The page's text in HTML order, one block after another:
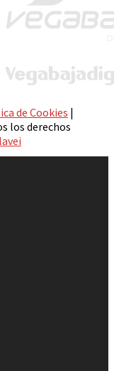
de Cookies |
los derechos